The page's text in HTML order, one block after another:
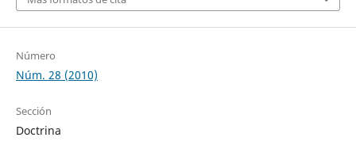
Número
Núm. 28 (2010)
Sección
Doctrina